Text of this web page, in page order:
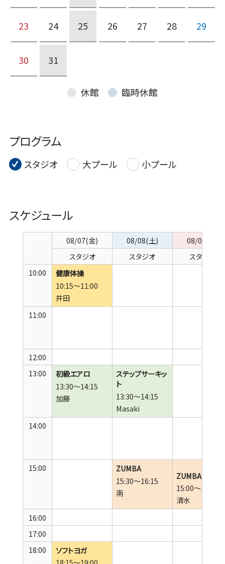
23 24 25 26 27 28 29
30 31
休館 臨時休館
プログラム
スタジオ 大プール 小プール
スケジュール
08/07(金) 08/08(土)
08/09(日)
スタジオ
スタジオ
スタジオ
10:00
10:15～11:00
健康体操
井田
11:00
12:00
13:00
13:30～14:15
初級エアロ
加藤 13:30～14:15
ステップサーキッ
ト
Masaki
14:00
15:00
15:30～16:15
ZUMBA
南 15:00～15:45
ZUMBA
清水
16:00
17:00
18:00
ソフトヨガ